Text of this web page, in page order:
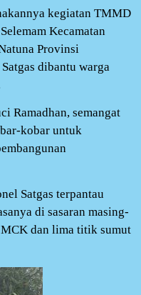
kegiatan TMMD
Kecamatan
Provinsi
dibantu warga
Ramadhan, semangat
kobar untuk
Satgas terpantau
di sasaran masing-
MCK dan lima titik sumut